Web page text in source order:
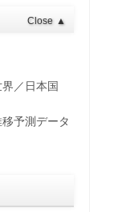
Close ▲
／日本国
予測データ